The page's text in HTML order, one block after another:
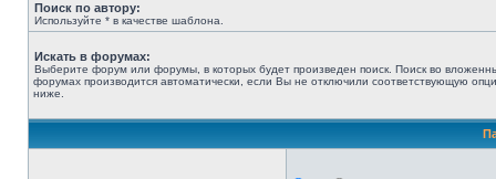
Поиск по автору:
Используйте * в качестве шаблона.
Искать в форумах:
Выберите форум или форумы, в которых будет произведен поиск. Поиск во
форумах производится автоматически, если Вы не отключили соответствующую
ниже.